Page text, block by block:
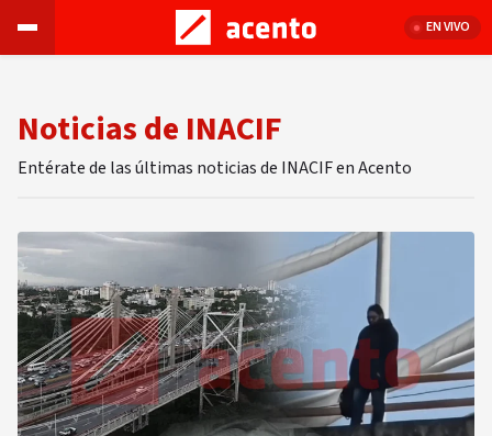
EN VIVO
Noticias de INACIF
Entérate de las últimas noticias de INACIF en Acento